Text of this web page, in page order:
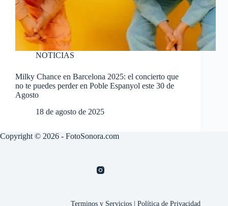
NOTICIAS
Milky Chance en Barcelona 2025: el concierto que
no te puedes perder en Poble Espanyol este 30 de
Agosto
18 de agosto de 2025
Copyright © 2026 - FotoSonora.com
Terminos y Servicios |Política de Privacidad